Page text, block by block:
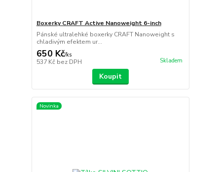
Boxerky CRAFT Active Nanoweight 6-inch
Pánské ultralehké boxerky CRAFT Nanoweight s
chladivým efektem ur...
650 Kč/ks
537 Kč bez DPH Skladem
Koupit
Novinka